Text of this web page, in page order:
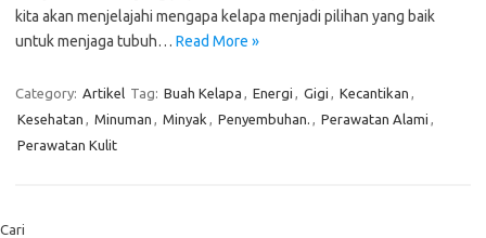
kita akan menjelajahi mengapa kelapa menjadi pilihan yang baik
untuk menjaga tubuh… Read More »
Category: Artikel Tag: Buah Kelapa , Energi , Gigi , Kecantikan ,
Kesehatan , Minuman , Minyak , Penyembuhan. , Perawatan Alami ,
Perawatan Kulit
Cari